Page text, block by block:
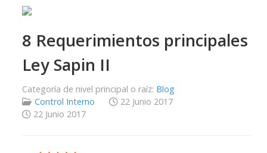
8 Requerimientos principales
Ley Sapin II
Categoría de nivel principal o raíz: Blog
Control Interno
22 Junio 2017
22 Junio 2017